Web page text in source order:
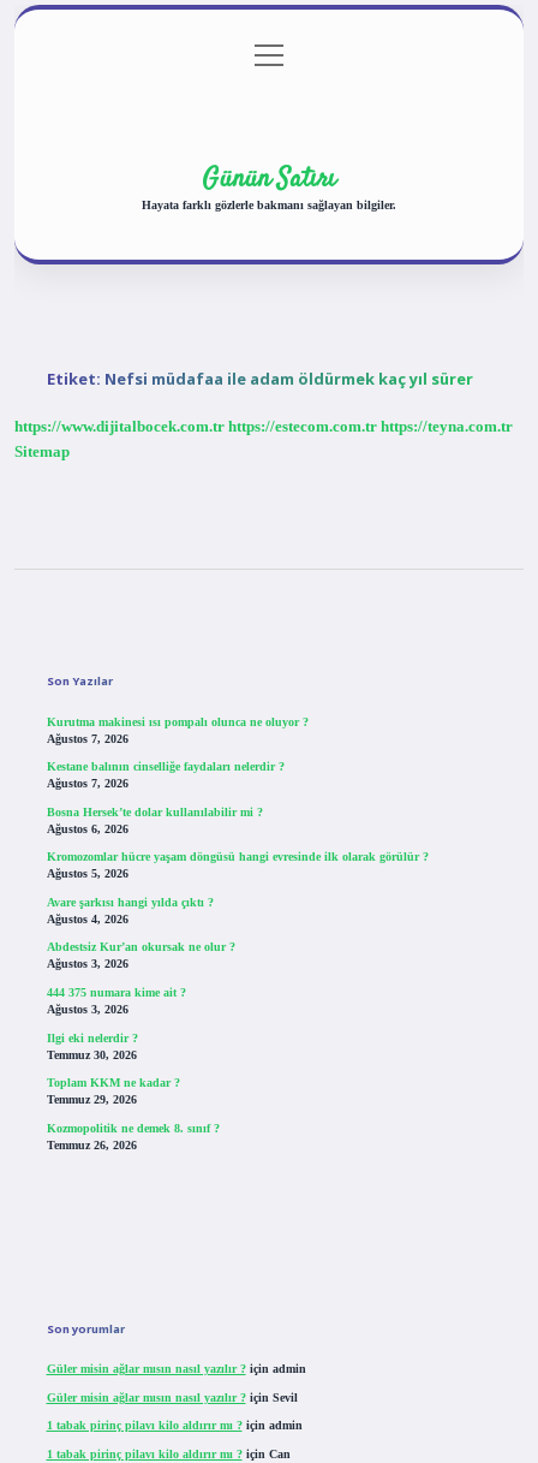
Gizlilik Politikası
menüyü
aç
Günün Satırı
Hayata farklı gözlerle bakmanı sağlayan bilgiler.
Etiket: Nefsi müdafaa ile adam öldürmek kaç yıl sürer
https://www.dijitalbocek.com.tr https://estecom.com.tr https://teyna.com.tr
Sitemap
Son Yazılar
Kurutma makinesi ısı pompalı olunca ne oluyor ?
Ağustos 7, 2026
Kestane balının cinselliğe faydaları nelerdir ?
Ağustos 7, 2026
Bosna Hersek’te dolar kullanılabilir mi ?
Ağustos 6, 2026
Kromozomlar hücre yaşam döngüsü hangi evresinde ilk olarak görülür ?
Ağustos 5, 2026
Avare şarkısı hangi yılda çıktı ?
Ağustos 4, 2026
Abdestsiz Kur’an okursak ne olur ?
Ağustos 3, 2026
444 375 numara kime ait ?
Ağustos 3, 2026
Ilgi eki nelerdir ?
Temmuz 30, 2026
Toplam KKM ne kadar ?
Temmuz 29, 2026
Kozmopolitik ne demek 8. sınıf ?
Temmuz 26, 2026
Son yorumlar
Güler misin ağlar mısın nasıl yazılır ?için admin
Güler misin ağlar mısın nasıl yazılır ?için Sevil
1 tabak pirinç pilavı kilo aldırır mı ?için admin
1 tabak pirinç pilavı kilo aldırır mı ?için Can